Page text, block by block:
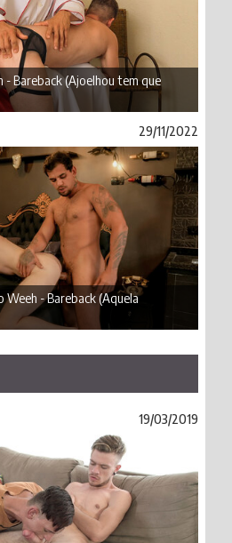
- Bareback (Ajoelhou tem que
29/11/2022
Weeh - Bareback (Aquela
19/03/2019